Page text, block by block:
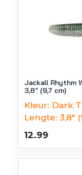
Jackall Rhythm
3,8″ (9,7 cm)
Kleur: Dark
Lengte: 3,8"
12.99